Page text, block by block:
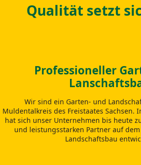
Qualität setzt
Professioneller
Wir sind ein Garten- und
Muldentalkreis des Freistaates Sachsen.
hat sich unser Unternehmen bis heute
und leistungsstarken Partner auf
Landschaftsbau